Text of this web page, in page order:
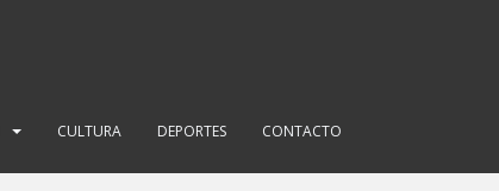
CULTURA DEPORTES CONTACTO